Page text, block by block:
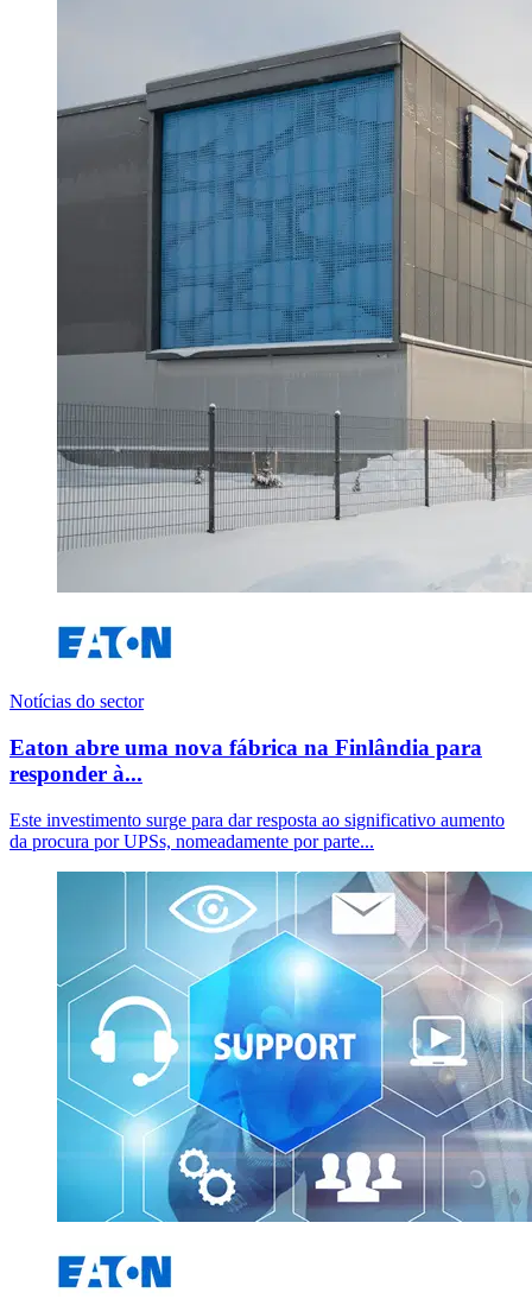
Notícias do sector
Eaton abre uma nova fábrica na Finlândia para
responder à...
Este investimento surge para dar resposta ao significativo aumento
da procura por UPSs, nomeadamente por parte...